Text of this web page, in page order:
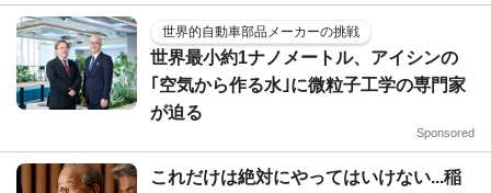
世界的自動車部品メーカーの挑戦
世界最小約1ナノメートル、アイシンの
｢空気から作る水｣に微粒子工学の専門家
が迫る
Sponsored
これだけは絶対にやってはいけない...稲